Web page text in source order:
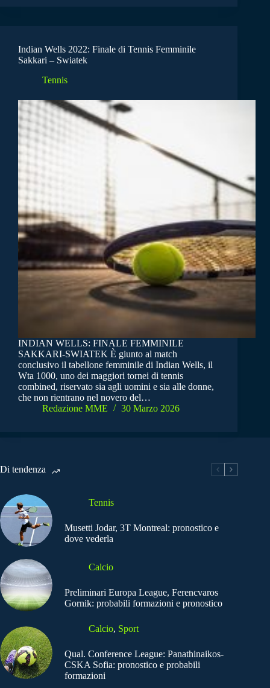
Indian Wells 2022: Finale di Tennis Femminile
Sakkari – Swiatek
Tennis
INDIAN WELLS: FINALE FEMMINILE
SAKKARI-SWIATEK È giunto al match
conclusivo il tabellone femminile di Indian Wells, il
Wta 1000, uno dei maggiori tornei di tennis
combined, riservato sia agli uomini e sia alle donne,
che non rientrano nel novero del…
Redazione MME
30 Marzo 2026
Di tendenza
Tennis
Musetti Jodar, 3T Montreal: pronostico e
dove vederla
Calcio
Preliminari Europa League, Ferencvaros
Gornik: probabili formazioni e pronostico
Calcio, Sport
Qual. Conference League: Panathinaikos-
CSKA Sofia: pronostico e probabili
formazioni